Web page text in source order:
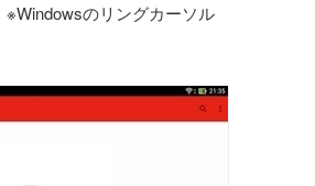
リングカーソル